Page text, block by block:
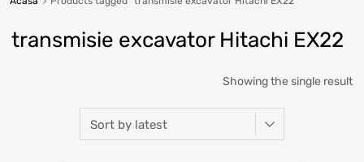
transmisie excavator Hitachi EX22
Showing the single result